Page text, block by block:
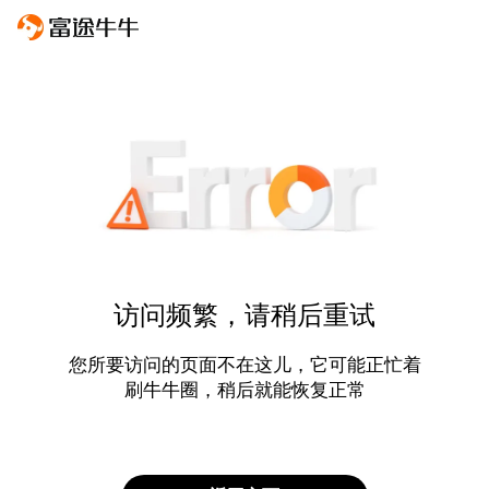
访问频繁，请稍后重试
您所要访问的页面不在这儿，它可能正忙着
刷牛牛圈，稍后就能恢复正常